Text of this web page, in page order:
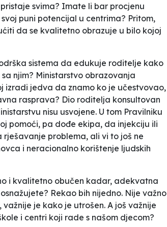
svima? Imate li bar procjenu
puni potencijal u centrima? Pritom,
da se kvalitetno obrazuje u bilo kojoj
sistema da edukuje roditelje kako
njim? Ministarstvo obrazovanja
izradi jedva da znamo ko je učestvovao,
rasprava? Dio roditelja konsultovan
nisu usvojene. U tom Pravilniku
pomoći, pa dođe ekipa, da injekciju ili
problema, ali vi to još ne
i neracionalno korištenje ljudskih
i kvalitetno obučen kadar, adekvatna
Rekao bih nijedno. Nije važno
je kako je utrošen. A još važnije
i centri koji rade s našom djecom?